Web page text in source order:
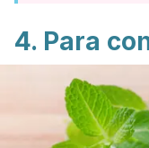
4. Para